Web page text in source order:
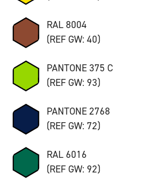
RAL 8004
(REF GW: 40)
PANTONE 375 C
(REF GW: 93)
PANTONE 2768
(REF GW: 72)
RAL 6016
(REF GW: 92)